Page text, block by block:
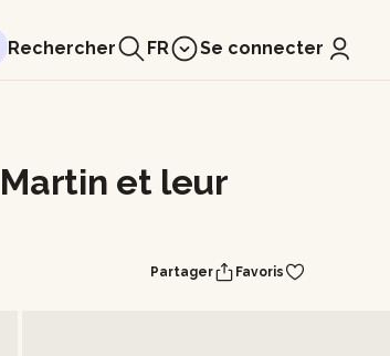
Rechercher FR Se connecter
et leur
Partager Favoris